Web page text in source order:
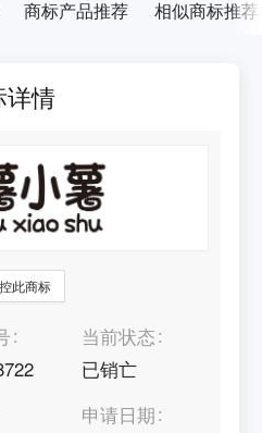
商标产品推荐 相似商标推荐
详情
此商标
当前状态
已销亡
申请日期